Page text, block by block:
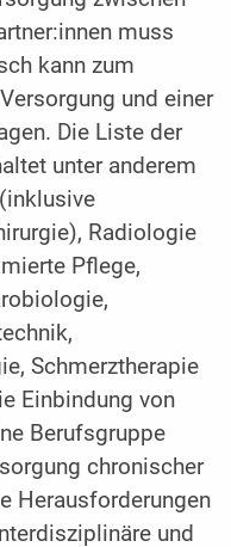
muss
kann zum
und einer
Die Liste der
unter anderem
Radiologie
Pflege,
Schmerztherapie
Einbindung von
Berufsgruppe
chronischer
Herausforderungen
und